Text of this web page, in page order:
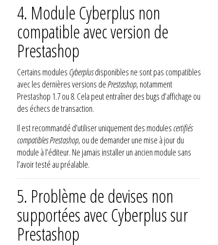
4. Module Cyberplus non
compatible avec version de
Prestashop
Certains modules Cyberplusdisponibles ne sont pas compatibles
avec les dernières versions dePrestashop, notamment
Prestashop 1.7 ou 8. Cela peut entraîner des bugs d’affichage ou
des échecs de transaction.
Il est recommandé d’utiliser uniquement des modules certifiés
compatibles Prestashop, ou de demander une mise à jour du
module à l’éditeur. Ne jamais installer un ancien module sans
l’avoir testé au préalable.
5. Problème de devises non
supportées avec Cyberplus sur
Prestashop